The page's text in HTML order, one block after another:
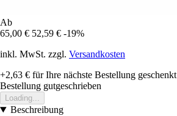
Ab
65,00 € 52,59 € -19%
inkl. MwSt. zzgl. Versandkosten
+2,63 € für Ihre nächste Bestellung geschenkt
Bestellung gutgeschrieben
Loading...
Beschreibung